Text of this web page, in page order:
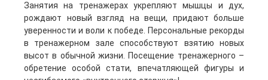
Занятия на тренажерах укрепляют мышцы и дух,
рождают новый взгляд на вещи, придают больше
уверенности и воли к победе. Персональные рекорды
в тренажерном зале способствуют взятию новых
высот в обычной жизни. Посещение тренажерного –
обретение особой стати, впечатляющей фигуры и